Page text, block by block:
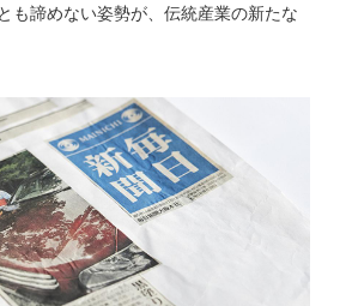
も諦めない姿勢が、伝統産業の新たな